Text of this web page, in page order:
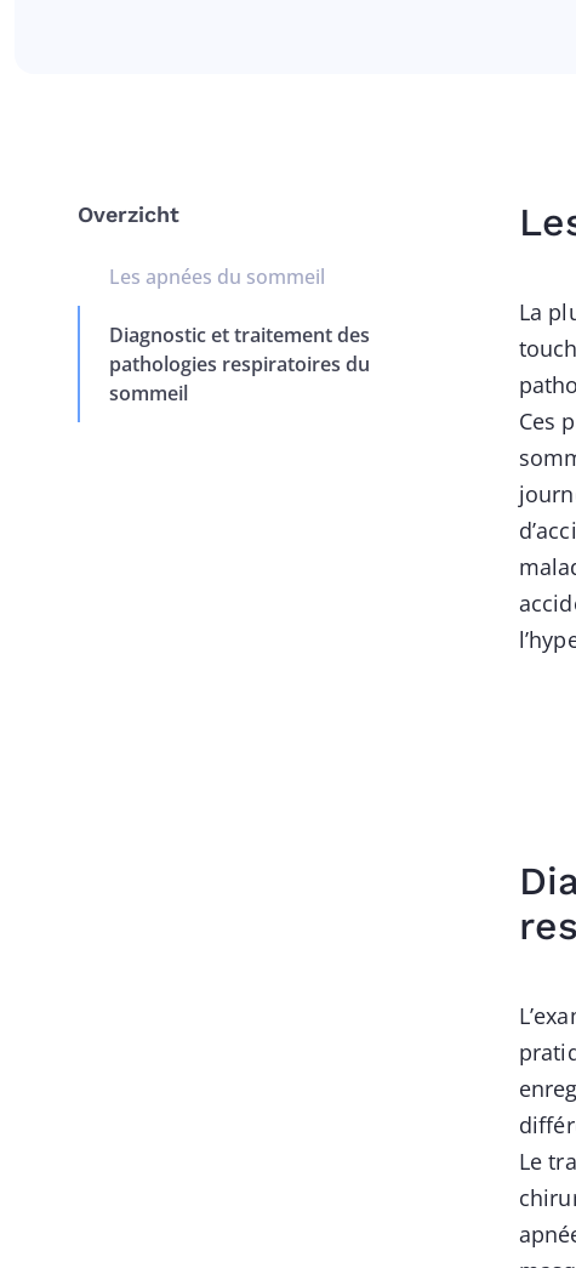
Overzicht
Les apnées du sommeil
Diagnostic et traitement des
pathologies respiratoires du
sommeil
La
Ces
Le